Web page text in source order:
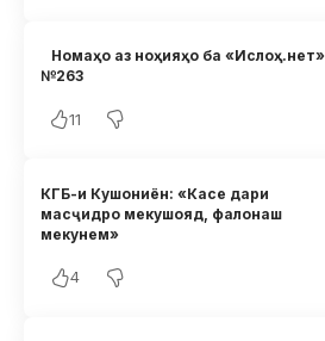
Номаҳо аз ноҳияҳо ба «Ислоҳ.нет»
№263
11
КГБ-и Кушониён: «Касе дари
масҷидро мекушояд, фалонаш
мекунем»
4